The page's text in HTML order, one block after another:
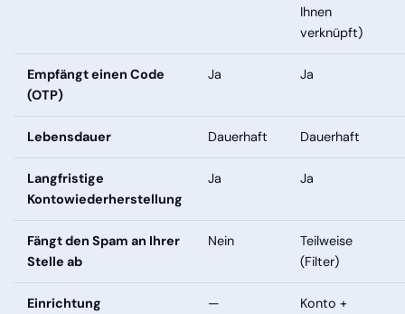
Ihnen
verknüpft)
Empfängt einen Code
(OTP)
Ja Ja
Lebensdauer Dauerhaft Dauerhaft
Langfristige
Kontowiederherstellung
Ja Ja
Fängt den Spam an Ihrer
Stelle ab
Nein
Teilweise
(Filter)
Einrichtung — Konto +